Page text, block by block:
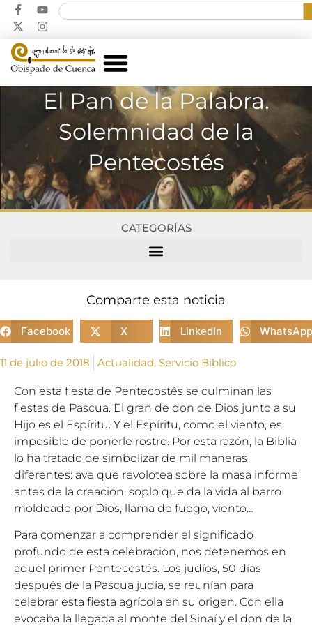
El Pan de la Palabra.
Solemnidad de la
Pentecostés
CATEGORÍAS
Comparte esta noticia
Facebook X LinkedIn WhatsApp
11 de julio de 2018 Actualidad, Servicio Biblico
Con esta fiesta de Pentecostés se culminan las
fiestas de Pascua. El gran de don de Dios junto a su
Hijo es el Espíritu. Y el Espíritu, como el viento, es
imposible de ponerle rostro. Por esta razón, la Biblia
lo ha tratado de simbolizar de mil maneras
diferentes: ave que revolotea sobre la masa informe
antes de la creación, soplo que da la vida al barro
moldeado por Dios, llama de fuego, viento…
Para comenzar a comprender el significado
profundo de esta celebración, nos detenemos en
aquel primer Pentecostés. Los judíos, 50 días
después de la Pascua judía, se reunían para
celebrar esta fiesta agrícola en su origen. Con ella
evocaba la llegada al monte del Sinaí y el don de la